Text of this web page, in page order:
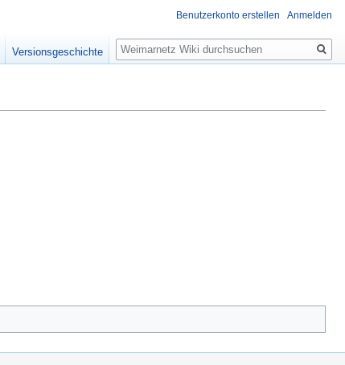
Benutzerkonto erstellen Anmelden
Versionsgeschichte
Suche